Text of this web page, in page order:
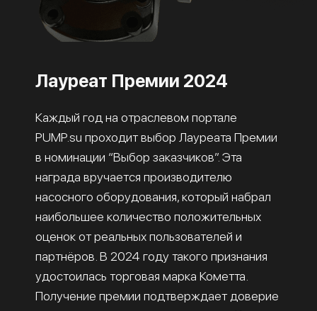
Лауреат Премии 2024
Каждый год на отраслевом портале
PUMP.su проходит выбор Лауреата Премии
в номинации “Выбор заказчиков”. Эта
награда вручается производителю
насосного оборудования, который набрал
наибольшее количество положительных
оценок от реальных пользователей и
партнёров. В 2024 году такого признания
удостоилась торговая марка Кометта.
Получение премии подтверждает доверие